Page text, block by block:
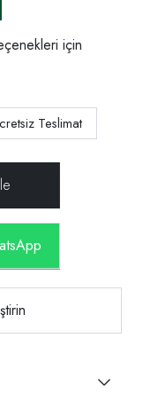
için
Teslimat